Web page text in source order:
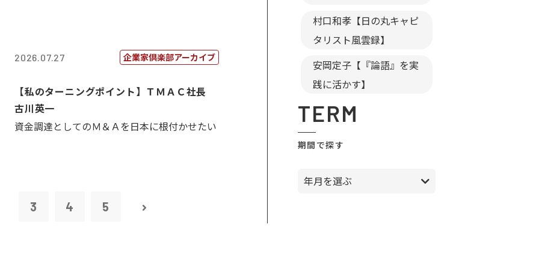
2026.07.27 企業家倶楽部アーカイブ
【私のターニングポイント】ＴＭＡＣ社長
古川英一
資金調達としてのＭ＆Ａを日本に根付かせたい
3 4 5
村口和孝【日の丸キャピ
タリスト風雲録】
安岡定子【『論語』を実
践に活かす】
TERM
期間で探す
年月を選ぶ